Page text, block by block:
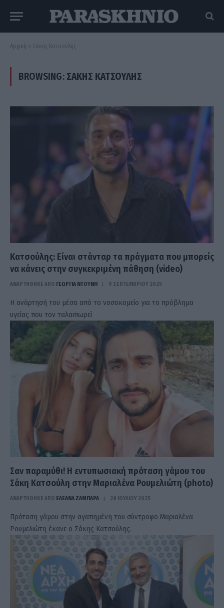
Αρχική » Σάκης Κατσούλης
BROWSING: ΣΆΚΗΣ ΚΑΤΣΟΎΛΗΣ
Κατσούλης: Είναι στάνταρ τα πράγματα που μπορείς
να κάνεις στην συγκεκριμένη πάθηση (video)
ΑΝΑΡΤΗΘΗΚΕ ΑΠΟ ΓΕΩΡΓΊΑ ΝΤΟΎΝΗ 9 ΣΕΠΤΕΜΒΡΊΟΥ 2025
Η ανάρτησή του μέσα από το νοσοκομείο για το πρόβλημα
υγείας που τον ταλαιπωρεί
Σαν παραμύθι! Η εντυπωσιακή πρόταση γάμου του
Σάκη Κατσούλη στην Μαριαλένα Ρουμελιώτη (photo)
ΑΝΑΡΤΗΘΗΚΕ ΑΠΟ ΕΛΕΑΝΑ ΖΑΜΠΑΡΑ 28 ΙΟΥΛΊΟΥ 2025
Πρόταση γάμου στην αγαπημένη του σύντροφο Μαριαλένα
Ρουμελιώτη έκανε ο Σάκης Κατσούλης.